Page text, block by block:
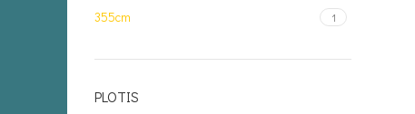
355cm 1
PLOTIS